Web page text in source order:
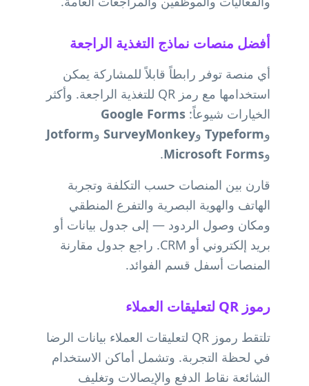
أفضل منصات نماذج التغذية الراجعة
أي منصة توفر رابطاً قابلاً للمشاركة يمكن
استخدامها مع رمز QR للتغذية الراجعة. وأكثر
الخيارات شيوعاً: Google Forms
وTypeform وSurveyMonkey وJotform
وMicrosoft Forms
.
قارن بين المنصات حسب التكلفة وتجربة
الهاتف والهوية البصرية والتفرع المنطقي
ومكان وصول الردود — إلى جدول بيانات أو
بريد إلكتروني أو CRM. راجع جدول مقارنة
المنصات أسفل قسم الفوائد.
رموز QR لتعليقات العملاء
تلتقط رموز QR لتعليقات العملاء بيانات الرضا
في لحظة التجربة. وتشمل أماكن الاستخدام
الشائعة نقاط الدفع والإيصالات وتغليف